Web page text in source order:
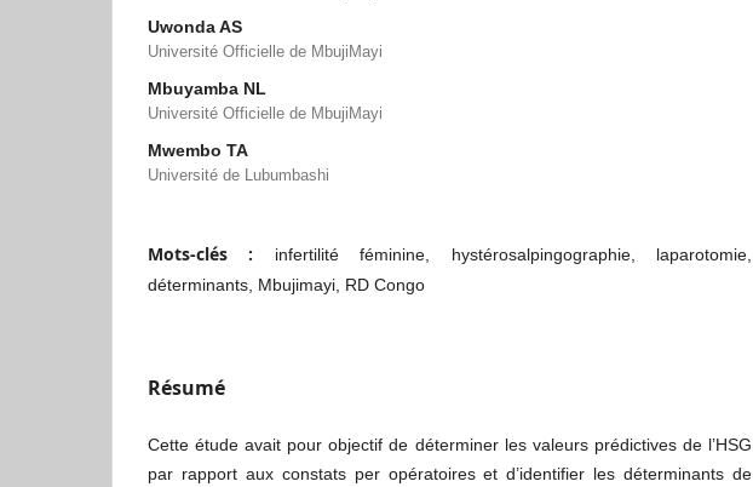
Uwonda AS
Université Officielle de MbujiMayi
Mbuyamba NL
Université Officielle de MbujiMayi
Mwembo TA
Université de Lubumbashi
Mots-clés :
infertilité féminine, hystérosalpingographie, laparotomie,
déterminants, Mbujimayi, RD Congo
Résumé
Cette étude avait pour objectif de déterminer les valeurs prédictives de l’HSG
par rapport aux constats per opératoires et d’identifier les déterminants de